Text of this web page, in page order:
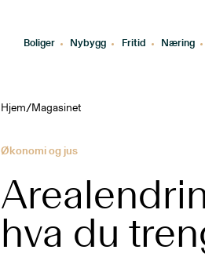
Boliger Nybygg Fritid Næring
Hjem/Magasinet
hva du
Økonomi og jus